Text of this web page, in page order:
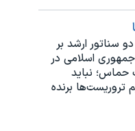
سناتور ارشد بر
اسلامی در
حماس؛ نباید
تروریست‌ها برنده